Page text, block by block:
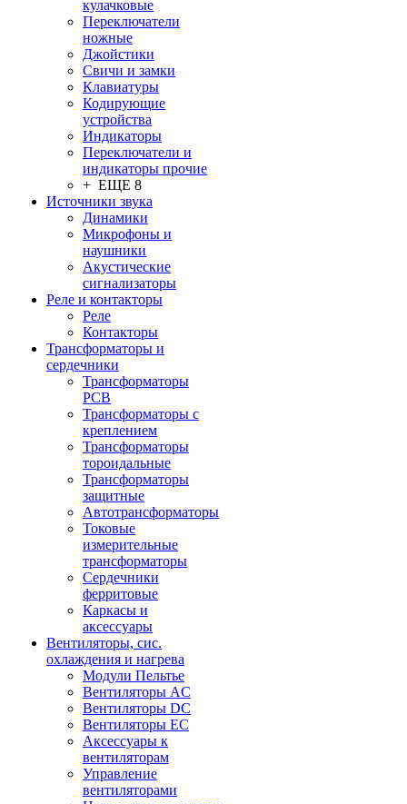
кулачковые
Переключатели
ножные
Джойстики
Свичи и замки
Клавиатуры
Кодирующие
устройства
Индикаторы
Переключатели и
индикаторы прочие
+ ЕЩЕ 8
Источники звука
Динамики
Микрофоны и
наушники
Акустические
сигнализаторы
Реле и контакторы
Реле
Контакторы
Трансформаторы и
сердечники
Трансформаторы
PCB
Трансформаторы с
креплением
Трансформаторы
тороидальные
Трансформаторы
защитные
Автотрансформаторы
Токовые
измерительные
трансформаторы
Сердечники
ферритовые
Каркасы и
аксессуары
Вентиляторы, сис.
охлаждения и нагрева
Модули Пельтье
Вентиляторы AC
Вентиляторы DC
Вентиляторы EC
Аксессуары к
вентиляторам
Управление
вентиляторами